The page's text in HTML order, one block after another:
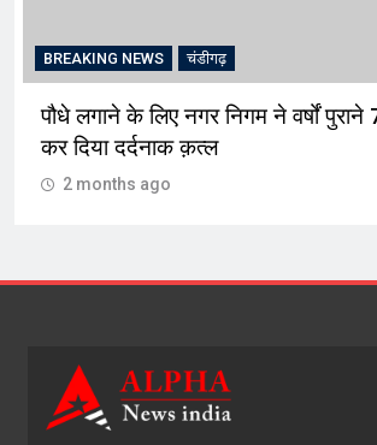
BREAKING NEWS चंडीगढ़
पौधे लगाने के लिए नगर निगम ने वर्षों पुराने
कर दिया दर्दनाक क़त्ल
2 months ago